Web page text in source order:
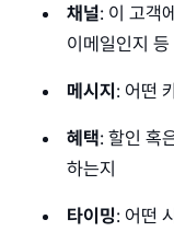
채널: 이 고객
이메일인지 등
메시지: 어떤
혜택: 할인 혹
하는지
타이밍: 어떤